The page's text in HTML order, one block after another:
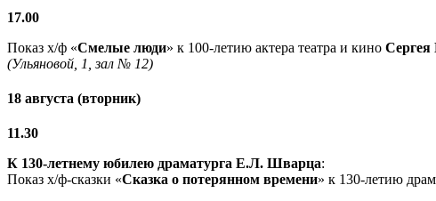
17.00
Показ х/ф «Смелые люди» к 100-летию актера театра и кино Сергея
(Ульяновой, 1, зал № 12)
18 августа (вторник)
11.30
К 130-летнему юбилею драматурга Е.Л. Шварца:
Показ х/ф-сказки «Сказка о потерянном времени» к 130-летию